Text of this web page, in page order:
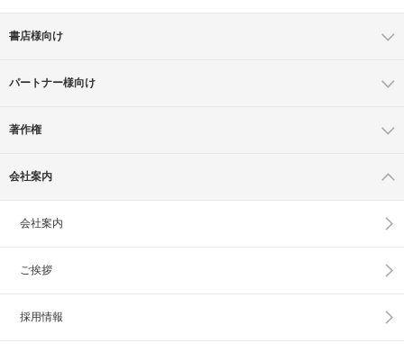
書店様向け
パートナー様向け
著作権
会社案内
会社案内
ご挨拶
採用情報